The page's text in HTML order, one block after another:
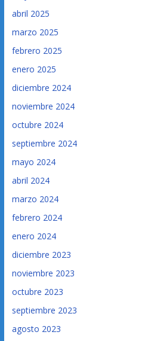
abril 2025
marzo 2025
febrero 2025
enero 2025
diciembre 2024
noviembre 2024
octubre 2024
septiembre 2024
mayo 2024
abril 2024
marzo 2024
febrero 2024
enero 2024
diciembre 2023
noviembre 2023
octubre 2023
septiembre 2023
agosto 2023